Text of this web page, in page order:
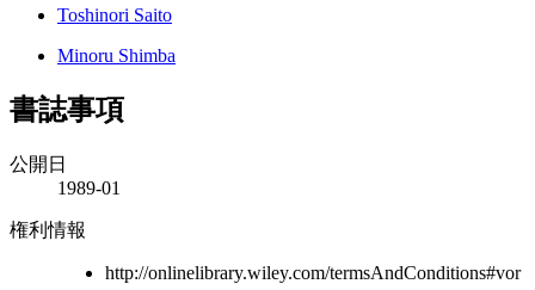
Toshinori Saito
Minoru Shimba
書誌事項
公開日
1989-01
権利情報
http://onlinelibrary.wiley.com/termsAndConditions#vor